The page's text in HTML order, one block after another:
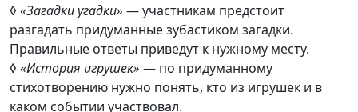
◊ «Загадки угадки» — участникам предстоит
разгадать придуманные зубастиком загадки.
Правильные ответы приведут к нужному месту.
◊ «История игрушек» — по придуманному
стихотворению нужно понять, кто из игрушек и в
каком событии участвовал.